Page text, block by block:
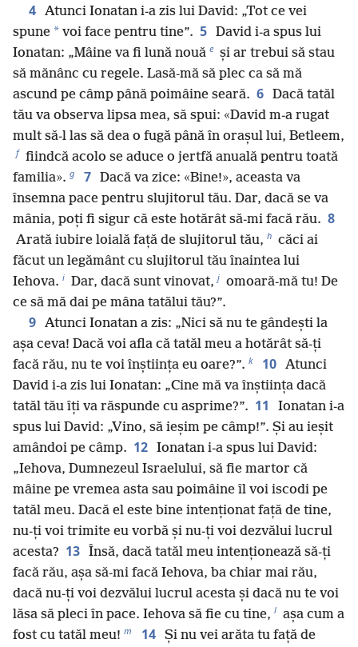
4 Atunci Ionatan i-a zis lui David: „Tot ce vei
spune * voi face pentru tine”. 5 David i-a spus lui
Ionatan: „Mâine va fi lună nouă e și ar trebui să stau
să mănânc cu regele. Lasă-mă să plec ca să mă
ascund pe câmp până poimâine seară. 6 Dacă tatăl
tău va observa lipsa mea, să spui: «David m-a rugat
mult să-l las să dea o fugă până în orașul lui, Betleem,
f fiindcă acolo se aduce o jertfă anuală pentru toată
familia». g 7 Dacă va zice: «Bine!», aceasta va
însemna pace pentru slujitorul tău. Dar, dacă se va
mânia, poți fi sigur că este hotărât să-mi facă rău. 8
Arată iubire loială față de slujitorul tău, h căci ai
făcut un legământ cu slujitorul tău înaintea lui
Iehova. i Dar, dacă sunt vinovat, j omoară-mă tu! De
ce să mă dai pe mâna tatălui tău?”.
9 Atunci Ionatan a zis: „Nici să nu te gândești la
așa ceva! Dacă voi afla că tatăl meu a hotărât să-ți
facă rău, nu te voi înștiința eu oare?”. k 10 Atunci
David i-a zis lui Ionatan: „Cine mă va înștiința dacă
tatăl tău îți va răspunde cu asprime?”. 11
Ionatan i-a
spus lui David: „Vino, să ieșim pe câmp!”. Și au ieșit
amândoi pe câmp. 12 Ionatan i-a spus lui David:
„Iehova, Dumnezeul Israelului, să fie martor că
mâine pe vremea asta sau poimâine îl voi iscodi pe
tatăl meu. Dacă el este bine intenționat față de tine,
nu-ți voi trimite eu vorbă și nu-ți voi dezvălui lucrul
acesta? 13 Însă, dacă tatăl meu intenționează să-ți
facă rău, așa să-mi facă Iehova, ba chiar mai rău,
dacă nu-ți voi dezvălui lucrul acesta și dacă nu te voi
lăsa să pleci în pace. Iehova să fie cu tine, l așa cum a
fost cu tatăl meu! m 14 Și nu vei arăta tu față de